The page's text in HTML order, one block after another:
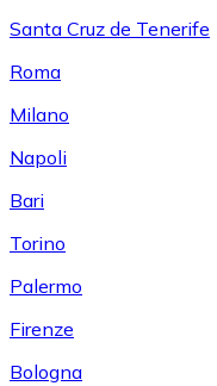
Santa Cruz de Tenerife
Roma
Milano
Napoli
Bari
Torino
Palermo
Firenze
Bologna